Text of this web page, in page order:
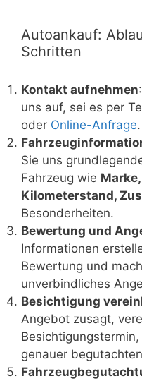
Autoankauf:
Schritten
Kontakt aufnehmen
uns auf, sei es per
oder Online-Anfrage.
Sie uns
Fahrzeug wie
Kilometerstand,
Besonderheiten.
Bewertung und
Informationen
Bewertung und
unverbindliches
Besichtigung
Angebot zusagt,
genauer